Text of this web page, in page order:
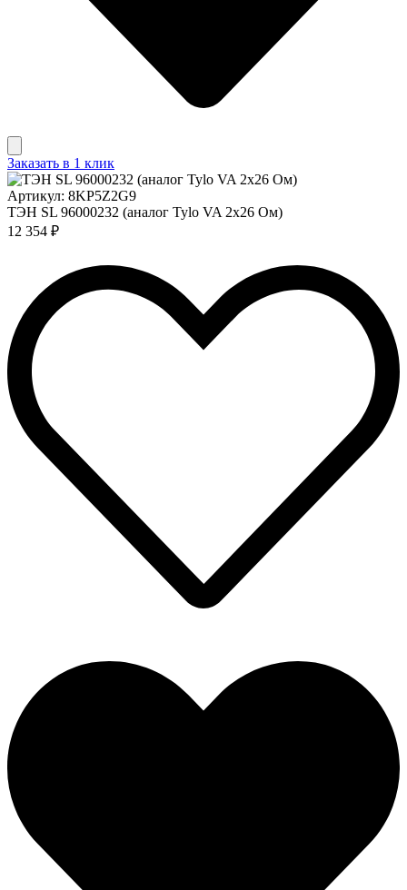
Заказать в 1 клик
Артикул: 8KP5Z2G9
ТЭН SL 96000232 (аналог Tylo VA 2x26 Ом)
12 354 ₽